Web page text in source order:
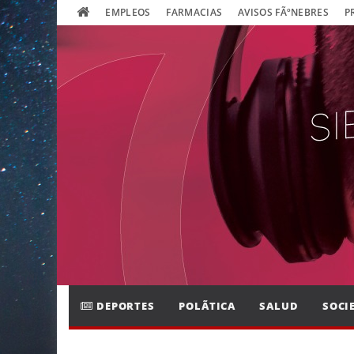
EMPLEOS FARMACIAS AVISOS FÃºNEBRES
DEPORTES POLÃ­TICA SALUD